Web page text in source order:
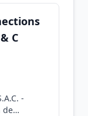
C
-
de